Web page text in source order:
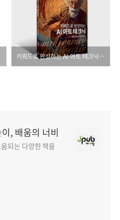
키워드로 완성하는 AI 아트 테크닉 with 미드저니, 니지저니
, 배움의 너비
되는 다양한 책을